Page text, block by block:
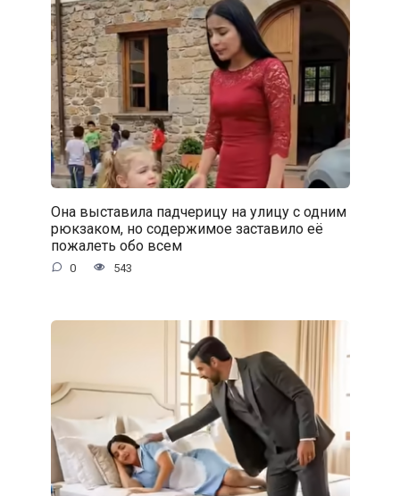
Она выставила падчерицу на улицу с одним
рюкзаком, но содержимое заставило её
пожалеть обо всем
0 543